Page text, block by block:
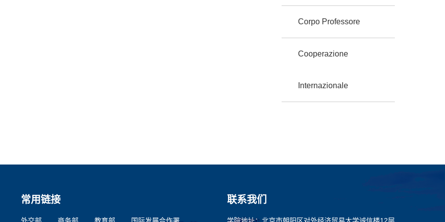
Corpo Professore
Cooperazione
Internazionale
常用链接 联系我们